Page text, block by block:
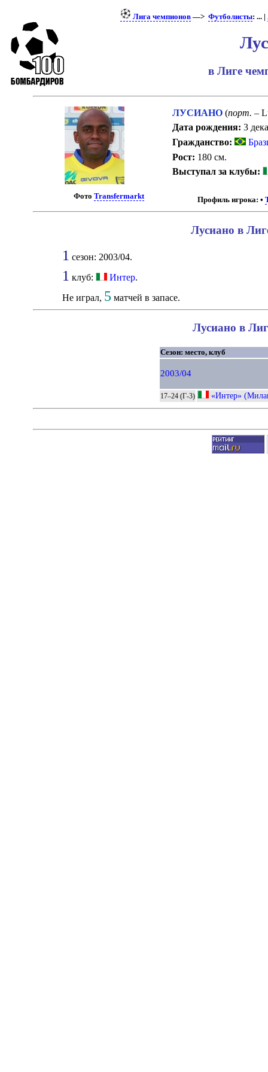
Лига чемпионов—> Футболисты: ... |
в Лиге
ФотоTransfermarkt
ЛУСИАНО (порт. –
Дата рождения: 3
Гражданство:
Рост: 180 см.
Выступал за клубы:
Профиль игрока: •
Лусиано в
1 сезон: 2003/04.
1 клуб: Интер.
Не играл, 5 матчей в запасе.
Лусиано в
Сезон: место, клуб
2003/04
17–24 (Г-3) «Интер»